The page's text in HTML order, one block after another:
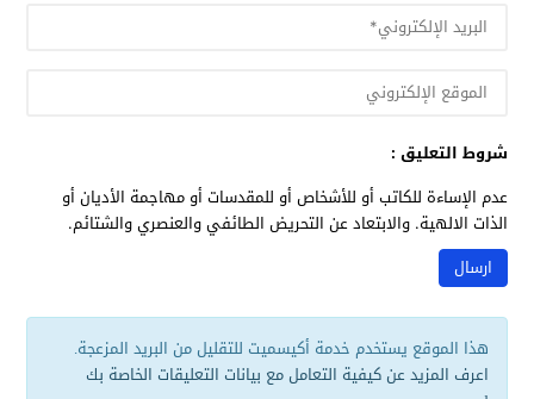
شروط التعليق :
عدم الإساءة للكاتب أو للأشخاص أو للمقدسات أو مهاجمة الأديان أو
الذات الالهية. والابتعاد عن التحريض الطائفي والعنصري والشتائم.
هذا الموقع يستخدم خدمة أكيسميت للتقليل من البريد المزعجة.
اعرف المزيد عن كيفية التعامل مع بيانات التعليقات الخاصة بك